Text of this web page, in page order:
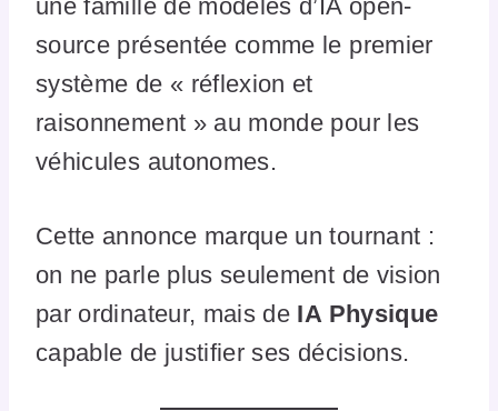
une famille de modèles d’IA open-
source présentée comme le premier
système de « réflexion et
raisonnement » au monde pour les
véhicules autonomes.
Cette annonce marque un tournant :
on ne parle plus seulement de vision
par ordinateur, mais de IA Physique
capable de justifier ses décisions.